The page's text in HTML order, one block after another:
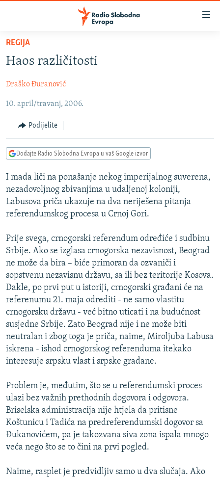
Pređite
glavni
Pređite
na
navigaciju
Pređite
na
pretragu
SRBIJA
KOSOVO
CRNA GORA
VIZUELNO
VIDEO
FOTOGALERIJE
INFOGRAFIKE
PODCASTI
RAT U UKRAJINI
KINA NA BALKANU
RSE PRIČE IZ SVIJETA
DNEVNO@RSE
SPECIJALI RSE
VIŠE OD NASLOVA
GENOCID U SREBRENICI
POPLAVE I KLIZIŠTA U BIH 2024.
TV LIBERTY
POST SCRIPTUM
TRI DECENIJE OD RATA U BIH
SVE KARTE DEJTONA
NASTANAK I RASPAD JUGOSLAVIJE
PRATITE NAS
Sve RFE/RL stranice
REGIJA
Haos različitosti
Draško Đuranović
10. april/travanj, 2006.
Podijelite
Dodajte Radio Slobodna Evropa u vaš Google izvor
I mada liči na ponašanje nekog imperijalnog suverena,
nezadovoljnog zbivanjima u udaljenoj koloniji,
Labusova priča ukazuje na dva neriješena pitanja
referendumskog procesa u Crnoj Gori.
Prije svega, crnogorski referendum određiće i sudbinu
Srbije. Ako se izglasa crnogorska nezavisnost, Beograd
ne može da bira – biće primoran da ozvaniči i
sopstvenu nezavisnu državu, sa ili bez teritorije Kosova.
Dakle, po prvi put u istoriji, crnogorski građani će na
referenumu 21. maja odrediti - ne samo vlastitu
crnogorsku državu - već bitno uticati i na budućnost
susjedne Srbije. Zato Beograd nije i ne može biti
neutralan i zbog toga je priča, naime, Miroljuba Labusa
iskrena - ishod crnogorskog referenduma itekako
interesuje srpsku vlast i srpske građane.
Problem je, međutim, što se u referendumski proces
ulazi bez važnih prethodnih dogovora i odgovora.
Briselska administracija nije htjela da pritisne
Koštunicu i Tadića na predreferendumski dogovor sa
Đukanovićem, pa je takozvana siva zona ispala mnogo
veća nego što se to čini na prvi pogled.
Naime, rasplet je predvidljiv samo u dva slučaja. Ako